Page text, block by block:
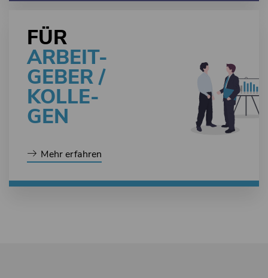
FÜR
ARBEIT-
GEBER /
KOLLE-
GEN
Mehr erfahren